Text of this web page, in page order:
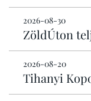
2026-08-30
ZöldÚton
2026-08-20
Tihanyi